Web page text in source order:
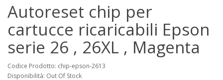
Autoreset chip per
cartucce ricaricabili Epson
serie 26 , 26XL , Magenta
Codice Prodotto: chip-epson-2613
Disponibilità: Out Of Stock